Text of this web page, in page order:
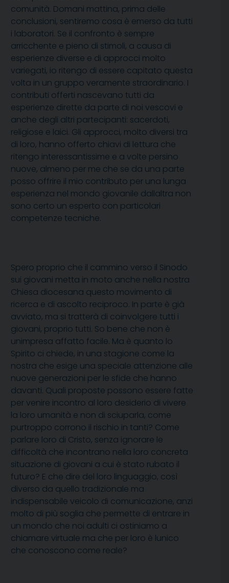
comunità. Domani mattina, prima delle
conclusioni, sentiremo cosa è emerso da tutti
i laboratori. Se il confronto è sempre
arricchente e pieno di stimoli, a causa di
esperienze diverse e di approcci molto
variegati, io ritengo di essere capitato questa
volta in un gruppo veramente straordinario. I
contributi offerti nascevano tutti da
esperienze dirette da parte di noi vescovi e
anche degli altri partecipanti: sacerdoti,
religiose e laici. Gli approcci, molto diversi tra
di loro, hanno offerto chiavi di lettura che
ritengo interessantissime e a volte persino
nuove, almeno per me che se da una parte
posso offrire il mio contributo per una lunga
esperienza nel mondo giovanile dallaltra non
sono certo un esperto con particolari
competenze tecniche.
Spero proprio che il cammino verso il Sinodo
sui giovani metta in moto anche nella nostra
Chiesa diocesana questo movimento di
ricerca e di ascolto reciproco. In parte è già
avviato, ma si tratterà di coinvolgere tutti i
giovani, proprio tutti. So bene che non è
unimpresa affatto facile. Ma è quanto lo
Spirito ci chiede, in una stagione come la
nostra che esige una speciale attenzione alle
nuove generazioni per le sfide che hanno
davanti. Quali proposte possono essere fatte
per venire incontro al loro desiderio di vivere
la loro umanità e non di sciuparla, come
purtroppo corrono il rischio in tanti? Come
parlare loro di Cristo, senza ignorare le
difficoltà che incontrano nella loro concreta
situazione di giovani a cui è stato rubato il
futuro? E che dire del loro linguaggio, così
diverso da quello tradizionale ma
indispensabile veicolo di comunicazione, anzi
molto di più soglia che permette di entrare in
un mondo che noi adulti ci ostiniamo a
chiamare virtuale ma che per loro è lunico
che conoscono come reale?